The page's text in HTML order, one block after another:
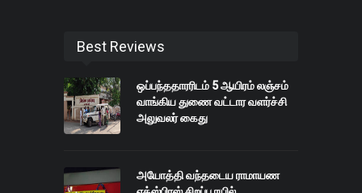
Best Reviews
ஒப்பந்ததாரரிடம் 5 ஆயிரம் லஞ்சம்
வாங்கிய துணை வட்டார வளர்ச்சி
அலுவலர் கைது
அயோத்தி வந்தடைய ராமாயண